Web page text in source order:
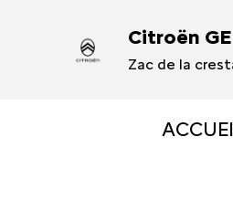
Citroën
Zac de la